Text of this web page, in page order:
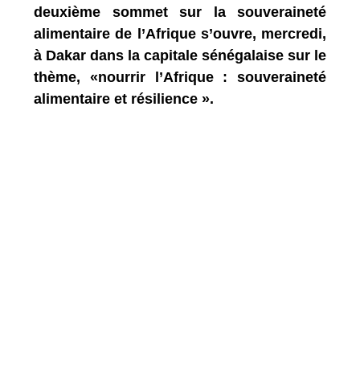
deuxième sommet sur la souveraineté
alimentaire de l’Afrique s’ouvre, mercredi,
à Dakar dans la capitale sénégalaise sur le
thème, «nourrir l’Afrique : souveraineté
alimentaire et résilience ».